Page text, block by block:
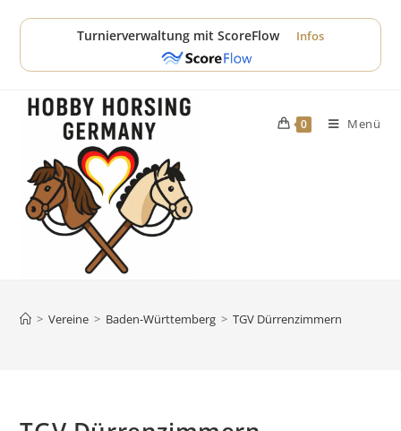
Inhalt
Turnierverwaltung mit ScoreFlow Infos
0 Menü
> Vereine > Baden-Württemberg > TGV Dürrenzimmern